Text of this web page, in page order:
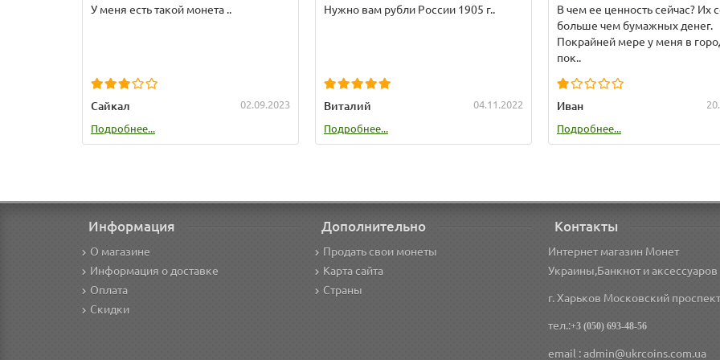
У меня есть такой монета ..
Сайкал 02.09.2023
Подробнее...
Нужно вам рубли России 1905 г..
Виталий 04.11.2022
Подробнее...
В чем ее ценность сейчас? Их
больше чем бумажных денег.
Покрайней мере у меня в
пок..
Иван
Подробнее...
Информация
О магазине
Информация о доставке
Оплата
Скидки
Дополнительно
Продать свои монеты
Карта сайта
Страны
Контакты
Интернет магазин Монет
Украины,Банкнот и аксессуаров
г. Харьков Московский
тел.:+3 (050) 693-48-56
email : admin@ukrcoins.com.ua